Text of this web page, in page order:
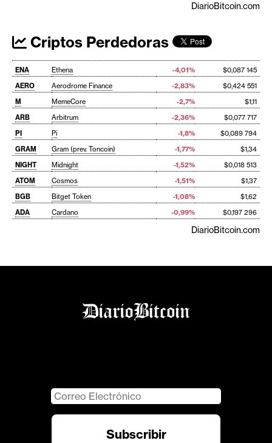
DiarioBitcoin.com
Criptos Perdedoras
ENA Ethena -4,01%
$0,087 145
AERO
Aerodrome Finance -2,83%
$0,424 551
M
MemeCore -2,7%
$1,11
ARB
Arbitrum -2,36%
$0,077 717
PI
Pi -1,8%
$0,089 794
GRAM
Gram (prev. Toncoin) -1,77%
$1,34
NIGHT
Midnight -1,52%
$0,018 513
ATOM
Cosmos -1,51%
$1,37
BGB
Bitget Token -1,08%
$1,62
ADA
Cardano -0,99% $0,197 296
DiarioBitcoin.com